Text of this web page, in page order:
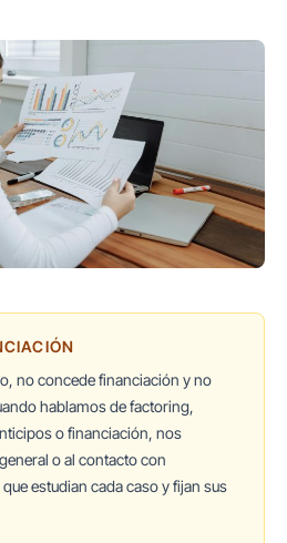
no concede financiación y no
hablamos de factoring,
o financiación, nos
o al contacto con
estudian cada caso y fijan sus